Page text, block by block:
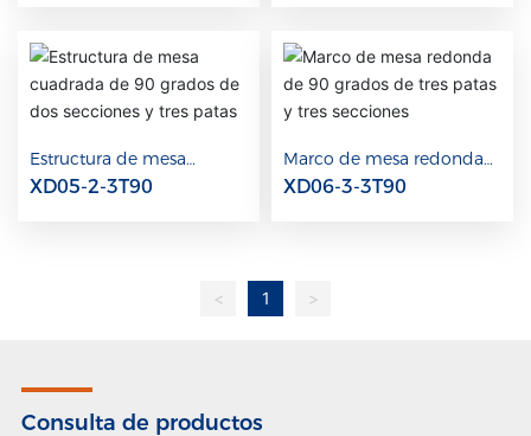
Estructura de mesa
cuadrada de 90 grados de
XD05-2-3T90
Marco de mesa redonda
de 90 grados de tres patas
XD06-3-3T90
< 1 >
Consulta de productos